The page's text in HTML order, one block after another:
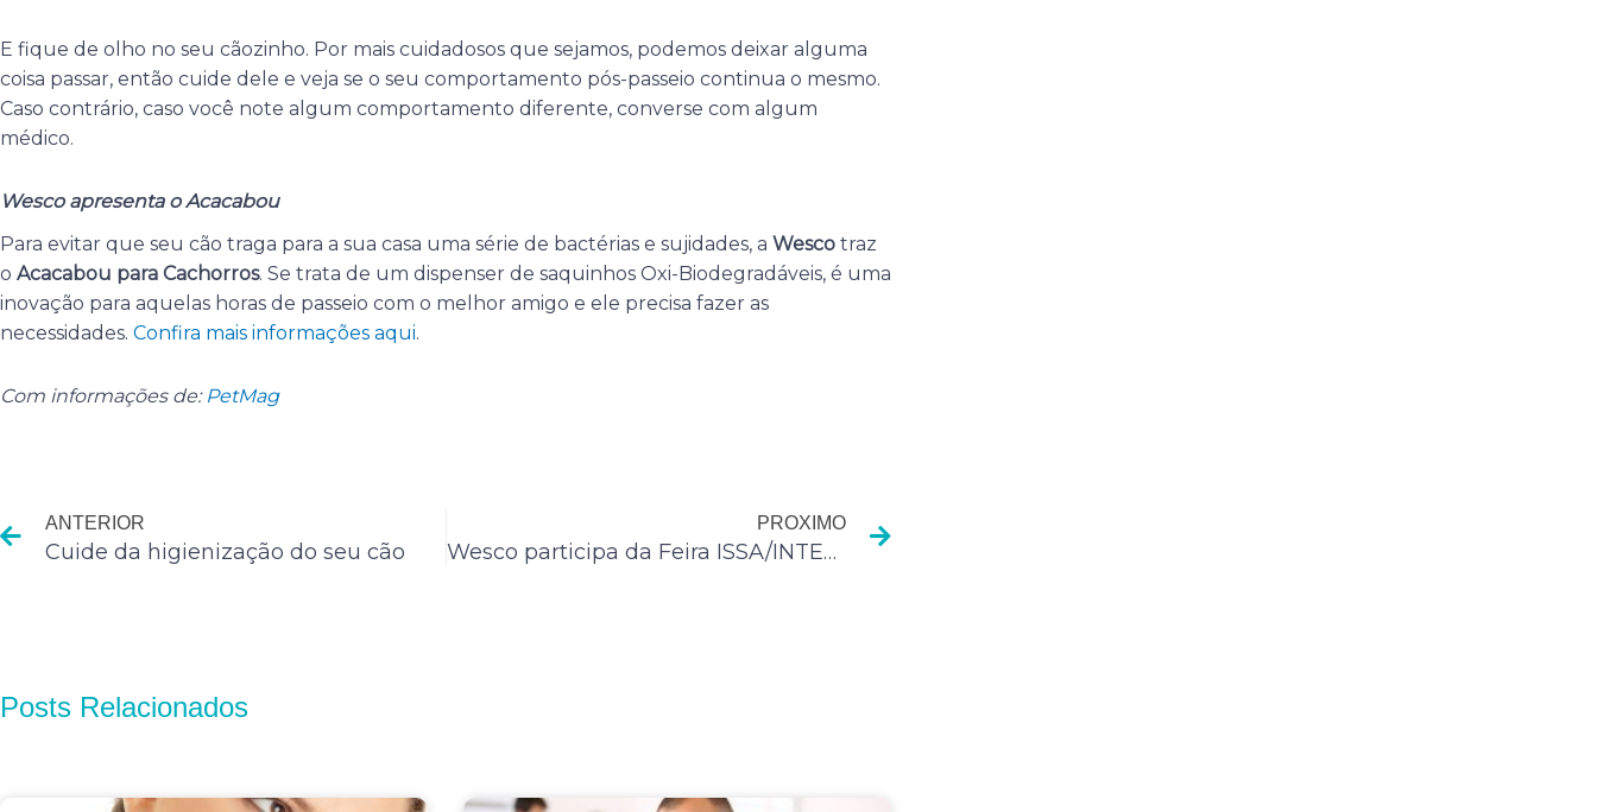
E fique de olho no seu cãozinho. Por mais cuidadosos que sejamos, podemos deixar alguma
coisa passar, então cuide dele e veja se o seu comportamento pós-passeio continua o mesmo.
Caso contrário, caso você note algum comportamento diferente, converse com algum
médico.
Wesco apresenta o Acacabou
Para evitar que seu cão traga para a sua casa uma série de bactérias e sujidades, a Wesco traz
o Acacabou para Cachorros. Se trata de um dispenser de saquinhos Oxi-Biodegradáveis, é uma
inovação para aquelas horas de passeio com o melhor amigo e ele precisa fazer as
necessidades. Confira mais informações aqui.
Com informações de: PetMag
ANTERIOR
Cuide da higienização do seu cão
PROXIMO
Wesco participa da Feira ISSA/INTERCLEAN Amsterdam 2016
Posts Relacionados